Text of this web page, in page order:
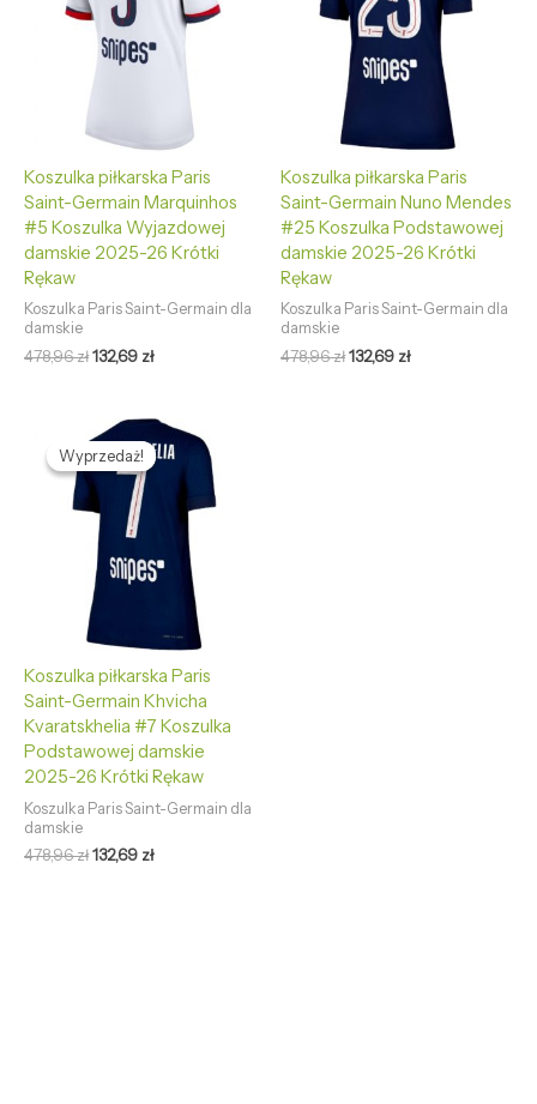
Koszulka piłkarska Paris
Saint-Germain Marquinhos
#5 Koszulka Wyjazdowej
damskie 2025-26 Krótki
Rękaw
Koszulka Paris Saint-Germain dla
damskie
478,96zł132,69 zł
Koszulka piłkarska Paris
Saint-Germain Nuno Mendes
#25 Koszulka Podstawowej
damskie 2025-26 Krótki
Rękaw
Koszulka Paris Saint-Germain dla
damskie
478,96zł132,69 zł
Wyprzedaż!
Wyprzedaż!
Koszulka piłkarska Paris
Saint-Germain Khvicha
Kvaratskhelia #7 Koszulka
Podstawowej damskie
2025-26 Krótki Rękaw
Koszulka Paris Saint-Germain dla
damskie
478,96zł
Pierwotna
cena
wynosiła:
478,96 zł.
132,69 zł
Aktualna
cena
wynosi:
132,69 zł.